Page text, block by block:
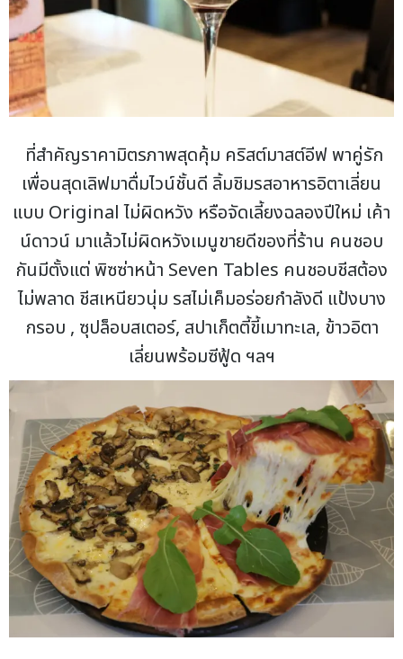
ที่สำคัญราคามิตรภาพสุดคุ้ม คริสต์มาสต์อีฟ พาคู่รัก
เพื่อนสุดเลิฟมาดื่มไวน์ชั้นดี ลิ้มชิมรสอาหารอิตาเลี่ยน
แบบ Original ไม่ผิดหวัง หรือจัดเลี้ยงฉลองปีใหม่ เค้า
น์ดาวน์ มาแล้วไม่ผิดหวังเมนูขายดีของที่ร้าน คนชอบ
กันมีตั้งแต่ พิซซ่าหน้า Seven Tables คนชอบชีสต้อง
ไม่พลาด ชีสเหนียวนุ่ม รสไม่เค็มอร่อยกำลังดี แป้งบาง
กรอบ , ซุปล็อบสเตอร์, สปาเก็ตตี้ขี้เมาทะเล, ข้าวอิตา
เลี่ยนพร้อมซีฟู้ด ฯลฯ